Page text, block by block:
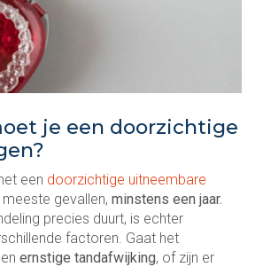
je een doorzichtige
een doorzichtige uitneembare
meeste gevallen, minstens een jaar.
precies duurt, is echter
factoren. Gaat het
ernstige tandafwijking, of zijn er